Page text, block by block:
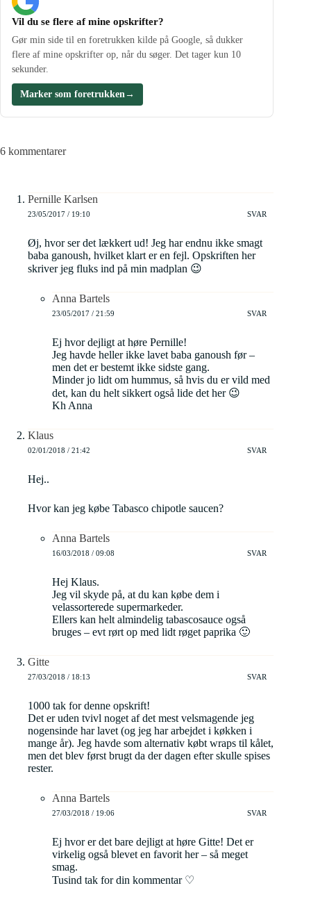
Vil du se flere af mine opskrifter?
Gør min side til en foretrukken kilde på Google, så dukker
flere af mine opskrifter op, når du søger. Det tager kun 10
sekunder.
Marker som foretrukken →
6 kommentarer
Pernille Karlsen
23/05/2017 / 19:10 SVAR
Øj, hvor ser det lækkert ud! Jeg har endnu ikke smagt
baba ganoush, hvilket klart er en fejl. Opskriften her
skriver jeg fluks ind på min madplan 😉
Anna Bartels
23/05/2017 / 21:59 SVAR
Ej hvor dejligt at høre Pernille!
Jeg havde heller ikke lavet baba ganoush før –
men det er bestemt ikke sidste gang.
Minder jo lidt om hummus, så hvis du er vild med
det, kan du helt sikkert også lide det her 😉
Kh Anna
Klaus
02/01/2018 / 21:42 SVAR
Hej..
Hvor kan jeg købe Tabasco chipotle saucen?
Anna Bartels
16/03/2018 / 09:08 SVAR
Hej Klaus.
Jeg vil skyde på, at du kan købe dem i
velassorterede supermarkeder.
Ellers kan helt almindelig tabascosauce også
bruges – evt rørt op med lidt røget paprika 🙂
Gitte
27/03/2018 / 18:13 SVAR
1000 tak for denne opskrift!
Det er uden tvivl noget af det mest velsmagende jeg
nogensinde har lavet (og jeg har arbejdet i køkken i
mange år). Jeg havde som alternativ købt wraps til kålet,
men det blev først brugt da der dagen efter skulle spises
rester.
Anna Bartels
27/03/2018 / 19:06 SVAR
Ej hvor er det bare dejligt at høre Gitte! Det er
virkelig også blevet en favorit her – så meget
smag.
Tusind tak for din kommentar ♡